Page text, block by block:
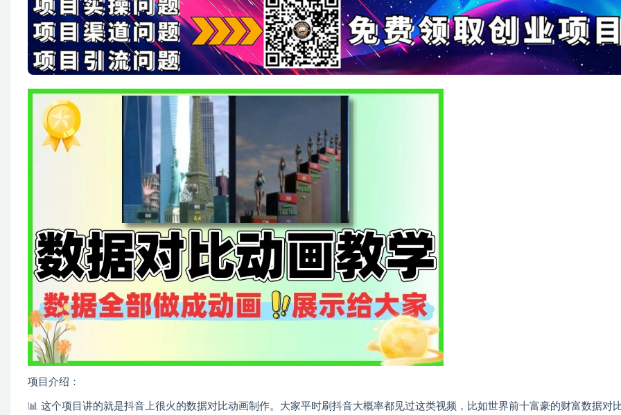
项目介绍：
📊 这个项目讲的就是抖音上很火的数据对比动画制作。大家平时刷抖音大概率都见过这类视频，比如世界前十富豪的财富数据对